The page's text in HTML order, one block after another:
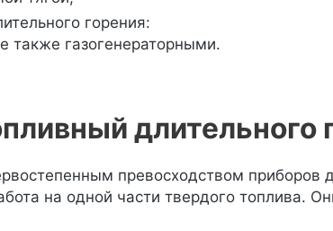
горения:
также газогенераторными.
длительного
превосходством приборов
на одной части твердого топлива.